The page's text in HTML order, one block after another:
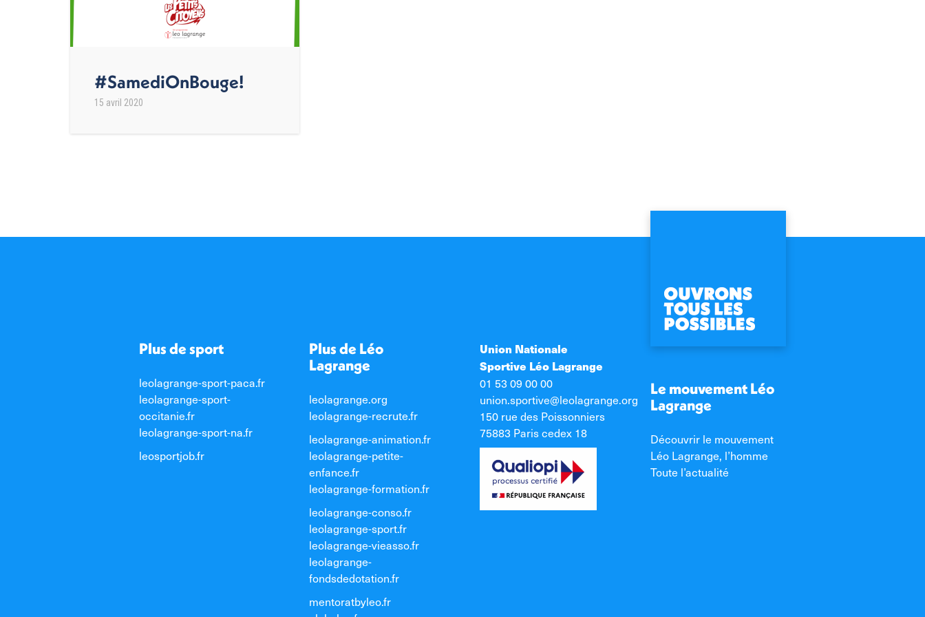
#SamediOnBouge!
15 avril 2020
Plus de sport
leolagrange-sport-paca.fr
leolagrange-sport-
occitanie.fr
leolagrange-sport-na.fr
leosportjob.fr
Plus de Léo
Lagrange
leolagrange.org
leolagrange-recrute.fr
leolagrange-animation.fr
leolagrange-petite-
enfance.fr
leolagrange-formation.fr
leolagrange-conso.fr
leolagrange-sport.fr
leolagrange-vieasso.fr
leolagrange-
fondsdedotation.fr
mentoratbyleo.fr
Union Nationale
Sportive Léo Lagrange
01 53 09 00 00
union.sportive@leolagrange.org
150 rue des Poissonniers
75883 Paris cedex 18
Le mouvement Léo
Lagrange
Découvrir le mouvement
Léo Lagrange, l’homme
Toute l’actualité